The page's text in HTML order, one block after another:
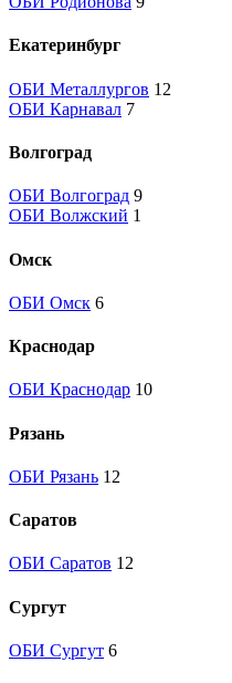
Екатеринбург
ОБИ Металлургов 12
ОБИ Карнавал 7
Волгоград
ОБИ Волгоград 9
ОБИ Волжский 1
Омск
ОБИ Омск 6
Краснодар
ОБИ Краснодар 10
Рязань
ОБИ Рязань 12
Саратов
ОБИ Саратов 12
Сургут
ОБИ Сургут 6